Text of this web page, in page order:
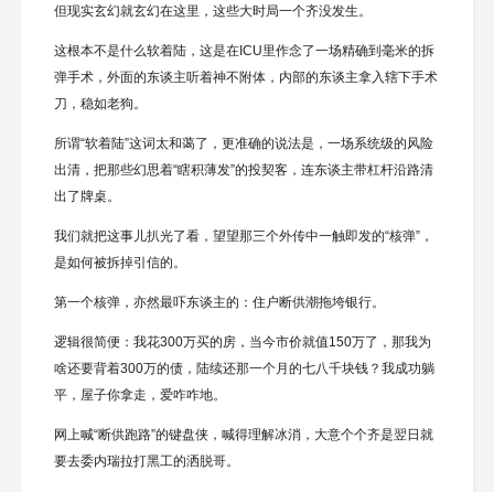
但现实玄幻就玄幻在这里，这些大时局一个齐没发生。
这根本不是什么软着陆，这是在ICU里作念了一场精确到毫米的拆
弹手术，外面的东谈主听着神不附体，内部的东谈主拿入辖下手术
刀，稳如老狗。
所谓“软着陆”这词太和蔼了，更准确的说法是，一场系统级的风险
出清，把那些幻思着“瞎积薄发”的投契客，连东谈主带杠杆沿路清
出了牌桌。
我们就把这事儿扒光了看，望望那三个外传中一触即发的“核弹”，
是如何被拆掉引信的。
第一个核弹，亦然最吓东谈主的：住户断供潮拖垮银行。
逻辑很简便：我花300万买的房，当今市价就值150万了，那我为
啥还要背着300万的债，陆续还那一个月的七八千块钱？我成功躺
平，屋子你拿走，爱咋咋地。
网上喊“断供跑路”的键盘侠，喊得理解冰消，大意个个齐是翌日就
要去委内瑞拉打黑工的洒脱哥。